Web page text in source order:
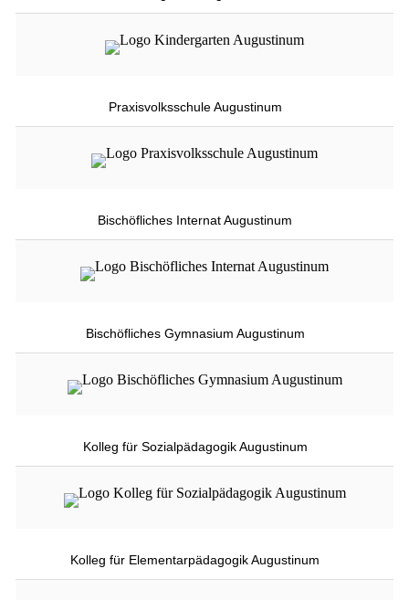
Praxisvolksschule Augustinum
Bischöfliches Internat Augustinum
Bischöfliches Gymnasium Augustinum
Kolleg für Sozialpädagogik Augustinum
Kolleg für Elementarpädagogik Augustinum